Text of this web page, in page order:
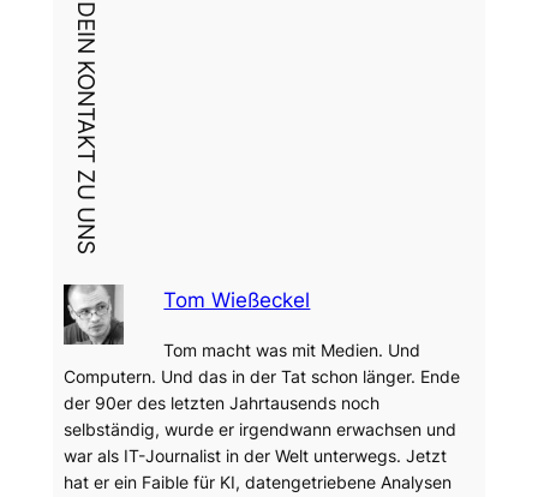
DEIN KONTAKT ZU UNS
Tom Wießeckel
Tom macht was mit Medien. Und
Computern. Und das in der Tat schon länger. Ende
der 90er des letzten Jahrtausends noch
selbständig, wurde er irgendwann erwachsen und
war als IT-Journalist in der Welt unterwegs. Jetzt
hat er ein Faible für KI, datengetriebene Analysen